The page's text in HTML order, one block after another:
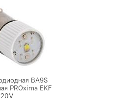
BA9S
PROxima EKF